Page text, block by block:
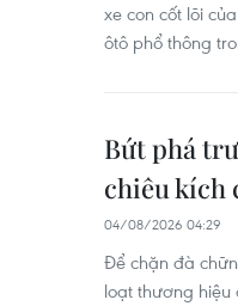
xe con cốt lõi
ôtô phổ thông
Bứt phá
chiêu kích
04/08/2026 04:29
Để chặn đà
loạt thương